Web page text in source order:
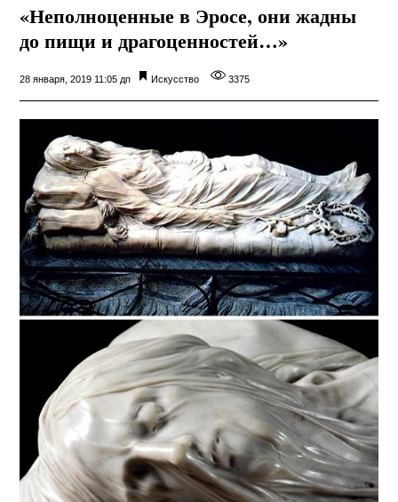
«Неполноценные в Эросе, они жадны
до пищи и драгоценностей…»
28 января, 2019 11:05 дп Искусство 3375